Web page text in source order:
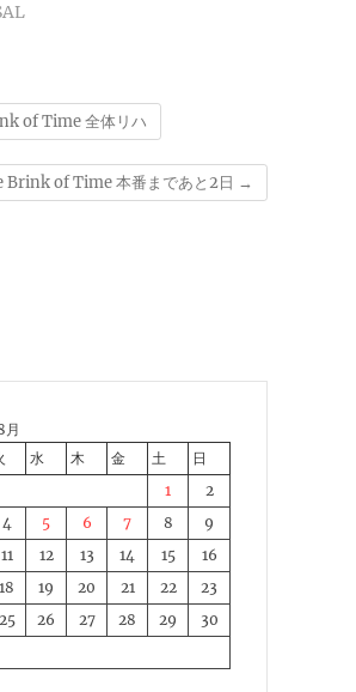
of Time 全体リハ
Brink of Time 本番まであと2日 →
月
水 木 金 土
日
1
2
4 5 6 7 8
9
11 12 13 14 15
16
18 19 20 21 22
23
25 26 27 28 29
30